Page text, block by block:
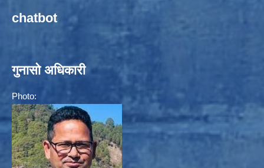
chatbot
गुनासो अधिकारी
Photo: